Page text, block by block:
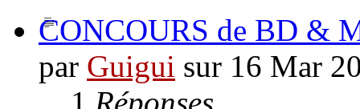
CONCOURS de BD &
par Guigui sur 16 Mar